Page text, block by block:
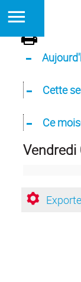
Cette
Ce